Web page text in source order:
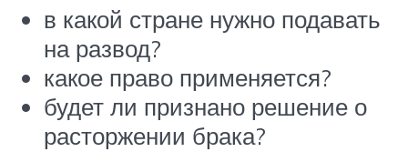
в какой стране нужно подавать
на развод?
какое право применяется?
будет ли признано решение о
расторжении брака?